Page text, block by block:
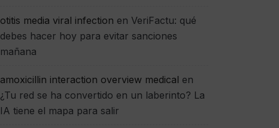
otitis media viral infection en VeriFactu: qué
debes hacer hoy para evitar sanciones
mañana
amoxicillin interaction overview medical en
¿Tu red se ha convertido en un laberinto? La
IA tiene el mapa para salir